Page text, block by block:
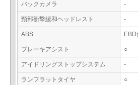
バックカメラ -
頸部衝撃緩和ヘッドレスト -
ABS EBD
ブレーキアシスト ○
アイドリングストップシステム -
ランフラットタイヤ ○